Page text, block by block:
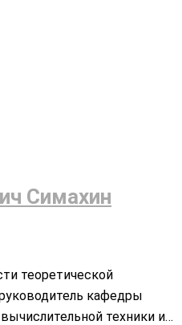
Симахин
теоретической
кафедры
техники и…